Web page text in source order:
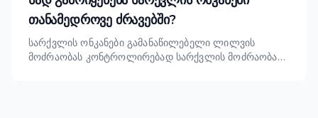
თანამედროვე ძრავებში?
სარქვლის ონკანები გამანაწილებელი ლილვის
მოძრაობას კონტროლირებად სარქვლის მოძრაობად